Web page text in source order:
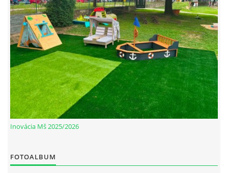
GDPR
REGISTRATÚRNY PLÁN MŠ
VOĽNÉ PRACOVNÉ MIESTO
AKTUALIZAČNÉ VZDELÁVANIE
Inovácia Mš 2025/2026
FOTOALBUM